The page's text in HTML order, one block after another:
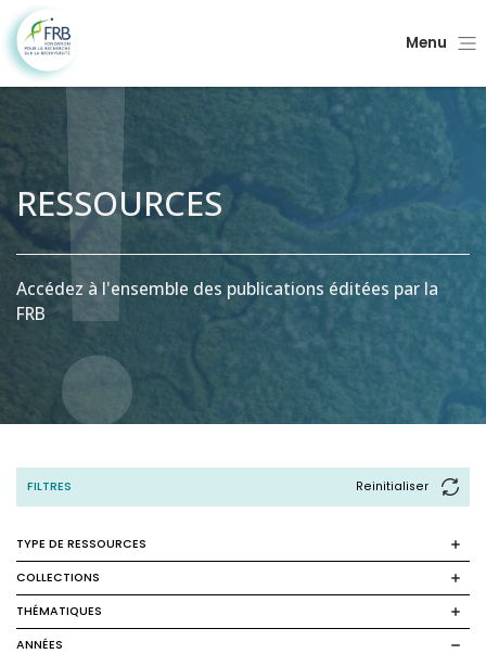
Menu
RESSOURCES
Accédez à l'ensemble des publications éditées par la
FRB
FILTRES Reinitialiser
TYPE DE RESSOURCES
COLLECTIONS
THÉMATIQUES
ANNÉES